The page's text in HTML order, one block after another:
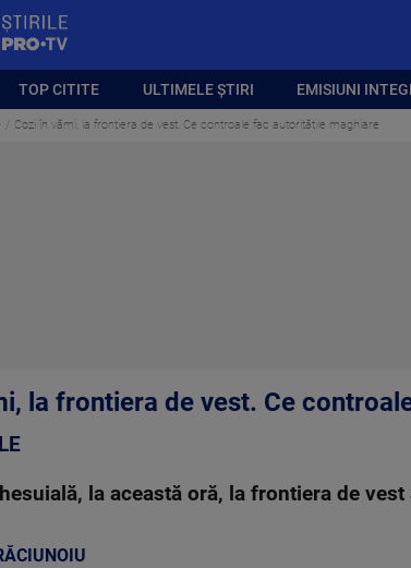
TOP CITITE ULTIMELE ȘTIRI EMISIUNI
Cozi în vămi, la frontiera de vest. Ce controale fac autoritățile maghiare
la frontiera de vest. Ce
la această oră, la frontiera de